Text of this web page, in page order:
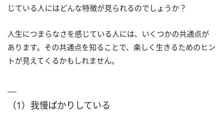
じている人にはどんな特徴が見られるのでしょうか？
人生につまらなさを感じている人には、いくつかの共通点が
あります。その共通点を知ることで、楽しく生きるためのヒン
トが見えてくるかもしれません。
（1）我慢ばかりしている